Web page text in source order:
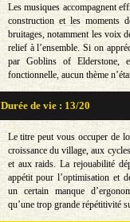
Les musiques accompagnent
construction et les moments
bruitages, notamment les voix
relief à l’ensemble. Si on
par Goblins of Elderstone,
fonctionnelle, aucun thème
Durée de vie : 13/20
Le titre peut vous occuper de
croissance du village, aux
et aux raids. La rejouabilité
appétit pour l’optimisation et
un certain manque
qu’une trop grande répétitivité